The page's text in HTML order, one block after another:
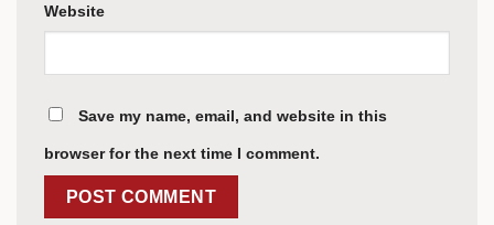
Website
Save my name, email, and website in this
browser for the next time I comment.